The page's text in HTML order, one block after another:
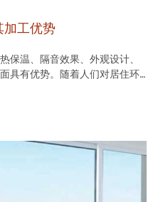
加工优势
保温、隔音效果、外观设计、
具有优势。随着人们对居住环